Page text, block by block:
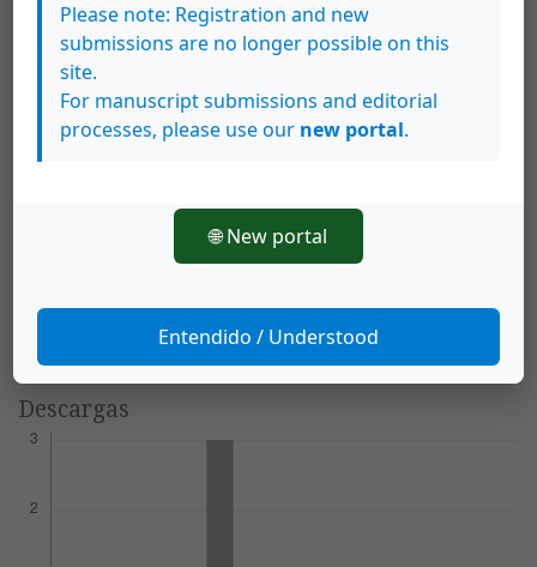
Matemática Formación Inicial y Continua
supervisión. Los esfuerzos aislados y particulares no
han logrado convertirse en una verdadera política de
Estado que traspasando a los gobiernos de turno logre
darle a la educación en matemáticas el sitial que le
corresponde como el motor de la transformación
Descargas
Please note: Registration and new
submissions are no longer possible on this
site.
For manuscript submissions and editorial
processes, please use our new portal.
🌐 New portal
Entendido / Understood